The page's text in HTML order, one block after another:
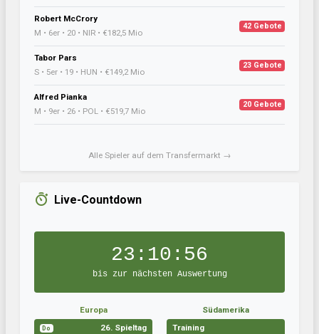
Robert McCrory
M • 6er • 20 • NIR • €182,5 Mio
42 Gebote
Tabor Pars
S • 5er • 19 • HUN • €149,2 Mio
23 Gebote
Alfred Pianka
M • 9er • 26 • POL • €519,7 Mio
20 Gebote
Alle Spieler auf dem Transfermarkt →
Live-Countdown
23:10:56
bis zur nächsten Auswertung
Europa
Do 26. Spieltag
Südamerika
Training